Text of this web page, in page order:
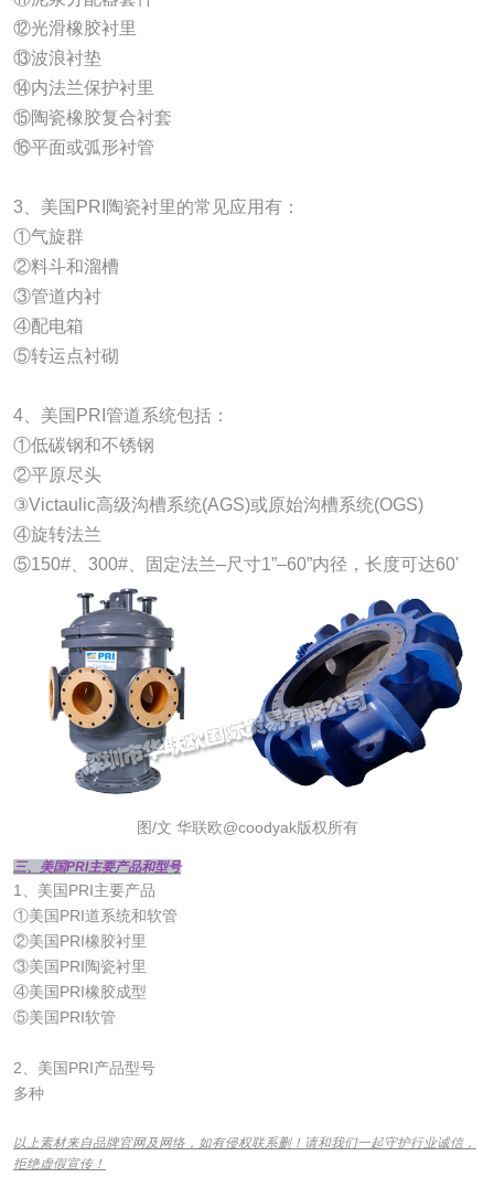
⑫光滑橡胶衬里
⑬波浪衬垫
⑭内法兰保护衬里
⑮陶瓷橡胶复合衬套
⑯平面或弧形衬管
3、美国PRI陶瓷衬里的常见应用有：
①气旋群
②料斗和溜槽
③管道内衬
④配电箱
⑤转运点衬砌
4、美国PRI管道系统包括：
①低碳钢和不锈钢
②平原尽头
③Victaulic高级沟槽系统(AGS)或原始沟槽系统(OGS)
④旋转法兰
⑤150#、300#、固定法兰–尺寸1”–60”内径，长度可达60'
图/文 华联欧@coodyak版权所有
三、美国PRI主要产品和型号
1、美国PRI主要产品
①美国PRI道系统和软管
②美国PRI橡胶衬里
③美国PRI陶瓷衬里
④美国PRI橡胶成型
⑤美国PRI软管
2、美国PRI产品型号
多种
以上素材来自品牌官网及网络，如有侵权联系删！请和我们一起守护行业诚信，
拒绝虚假宣传！